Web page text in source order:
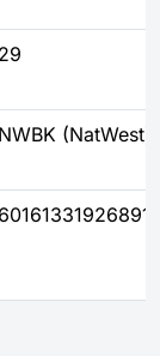
29
NWBK (NatWest)